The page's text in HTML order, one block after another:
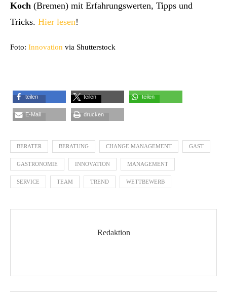
Koch (Bremen) mit Erfahrungswerten, Tipps und
Tricks. Hier lesen!
Foto: Innovation via Shutterstock
teilen teilen teilen
E-Mail drucken
BERATER BERATUNG CHANGE MANAGEMENT GAST
GASTRONOMIE INNOVATION MANAGEMENT
SERVICE TEAM TREND WETTBEWERB
Redaktion